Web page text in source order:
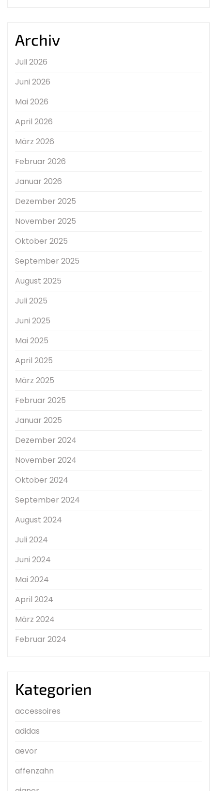
Archiv
Juli 2026
Juni 2026
Mai 2026
April 2026
März 2026
Februar 2026
Januar 2026
Dezember 2025
November 2025
Oktober 2025
September 2025
August 2025
Juli 2025
Juni 2025
Mai 2025
April 2025
März 2025
Februar 2025
Januar 2025
Dezember 2024
November 2024
Oktober 2024
September 2024
August 2024
Juli 2024
Juni 2024
Mai 2024
April 2024
März 2024
Februar 2024
Kategorien
accessoires
adidas
aevor
affenzahn